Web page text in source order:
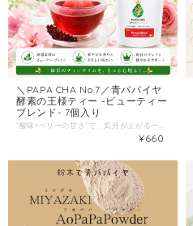
＼PAPA CHA No.7／青パパイヤ
酵素の王様ティー -ビューティー
ブレンド- 7個入り
¥660